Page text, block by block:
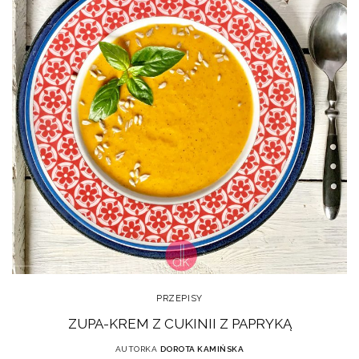
PRZEPISY
ZUPA-KREM Z CUKINII Z PAPRYKĄ
AUTORKA DOROTA KAMIŃSKA